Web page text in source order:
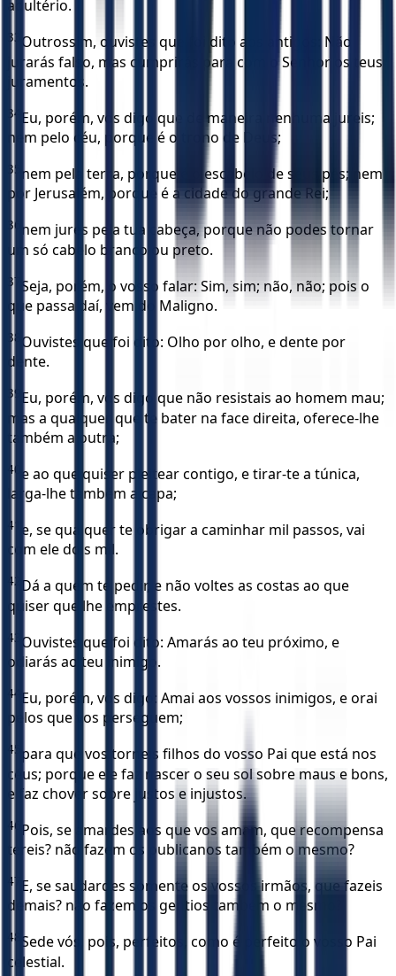
adultério.
33 Outrossim, ouvistes que foi dito aos antigos: Não
jurarás falso, mas cumprirás para com o Senhor os teus
juramentos.
34 Eu, porém, vos digo que de maneira nenhuma jureis;
nem pelo céu, porque é o trono de Deus;
35 nem pela terra, porque é o escabelo de seus pés; nem
por Jerusalém, porque é a cidade do grande Rei;
36 nem jures pela tua cabeça, porque não podes tornar
um só cabelo branco ou preto.
37 Seja, porém, o vosso falar: Sim, sim; não, não; pois o
que passa daí, vem do Maligno.
38 Ouvistes que foi dito: Olho por olho, e dente por
dente.
39 Eu, porém, vos digo que não resistais ao homem mau;
mas a qualquer que te bater na face direita, oferece-lhe
também a outra;
40 e ao que quiser pleitear contigo, e tirar-te a túnica,
larga-lhe também a capa;
41 e, se qualquer te obrigar a caminhar mil passos, vai
com ele dois mil.
42 Dá a quem te pedir, e não voltes as costas ao que
quiser que lhe emprestes.
43 Ouvistes que foi dito: Amarás ao teu próximo, e
odiarás ao teu inimigo.
44 Eu, porém, vos digo: Amai aos vossos inimigos, e orai
pelos que vos perseguem;
45 para que vos torneis filhos do vosso Pai que está nos
céus; porque ele faz nascer o seu sol sobre maus e bons,
e faz chover sobre justos e injustos.
46 Pois, se amardes aos que vos amam, que recompensa
tereis? não fazem os publicanos também o mesmo?
47 E, se saudardes somente os vossos irmãos, que fazeis
demais? não fazem os gentios também o mesmo?
48 Sede vós, pois, perfeitos, como é perfeito o vosso Pai
celestial.